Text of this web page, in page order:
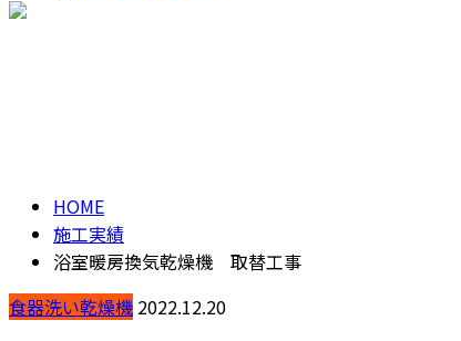
HOME
施工実績
浴室暖房換気乾燥機 取替工事
食器洗い乾燥機 2022.12.20